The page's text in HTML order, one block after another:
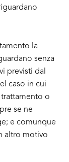
la
senza
previsti dal
caso in cui
o
se ne
e comunque
altro motivo